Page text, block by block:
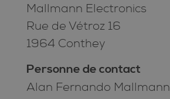
Mallmann Electronics
Rue de Vétroz 16
1964 Conthey
Personne de contact
Alan Fernando Mallmann